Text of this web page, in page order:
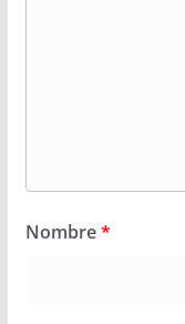
Nombre*